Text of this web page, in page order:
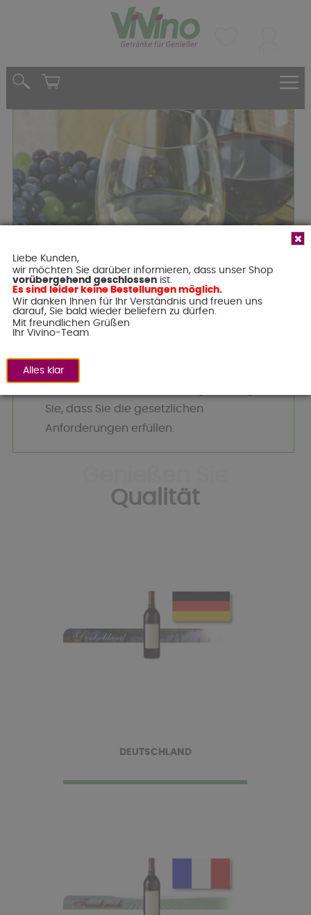
Die ViVino - Weinempfehlungen aus
aller Welt
Hinweis:
Gemäß § 9 Jugendschutzgesetz ist die
Getränken an Personen unter 16 Jahre
Sie, dass Sie die gesetzlichen
Anforderungen erfüllen.
Qualität
DEUTSCHLAND
Liebe Kunden,
wir möchten Sie darüber informieren, dass unser Shop
vorübergehend geschlossenist.
Es sind leider keine Bestellungen möglich.
Wir danken Ihnen für Ihr Verständnis und freuen uns
darauf, Sie bald wieder beliefern zu dürfen.
Mit freundlichen Grüßen
Ihr Vivino-Team
Alles klar